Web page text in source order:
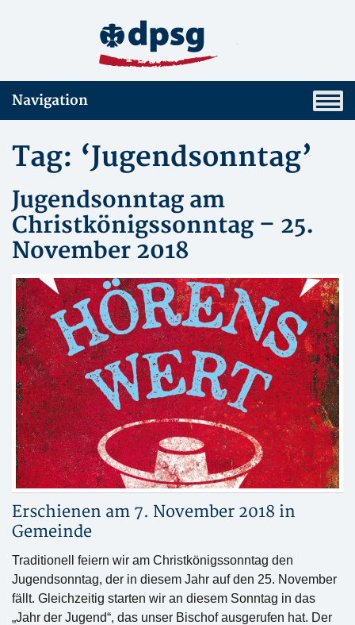
Navigation
Tag: ‘Jugendsonntag’
Jugendsonntag am
Christkönigssonntag – 25.
November 2018
Erschienen am 7. November 2018 in
Gemeinde
Traditionell feiern wir am Christkönigssonntag den
Jugendsonntag, der in diesem Jahr auf den 25. November
fällt. Gleichzeitig starten wir an diesem Sonntag in das
„Jahr der Jugend“, das unser Bischof ausgerufen hat. Der